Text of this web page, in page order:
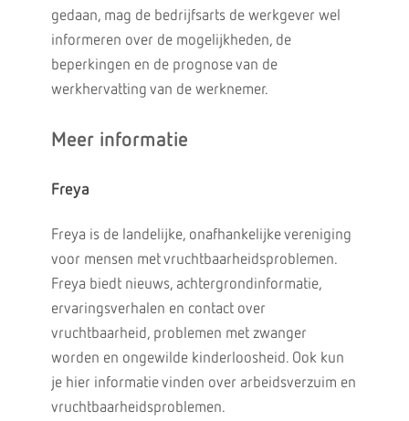
gedaan, mag de bedrijfsarts de werkgever wel
informeren over de mogelijkheden, de
beperkingen en de prognose van de
werkhervatting van de werknemer.
Meer informatie
Freya
Freya is de landelijke, onafhankelijke vereniging
voor mensen met vruchtbaarheidsproblemen.
Freya biedt nieuws, achtergrondinformatie,
ervaringsverhalen en contact over
vruchtbaarheid, problemen met zwanger
worden en ongewilde kinderloosheid. Ook kun
je hier informatie vinden over arbeidsverzuim en
vruchtbaarheidsproblemen.